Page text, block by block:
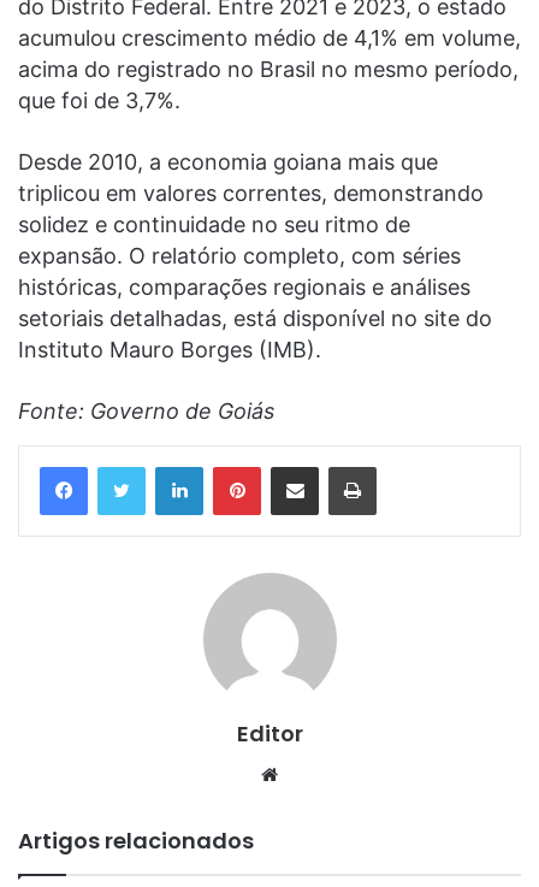
do Distrito Federal. Entre 2021 e 2023, o estado
acumulou crescimento médio de 4,1% em volume,
acima do registrado no Brasil no mesmo período,
que foi de 3,7%.
Desde 2010, a economia goiana mais que
triplicou em valores correntes, demonstrando
solidez e continuidade no seu ritmo de
expansão. O relatório completo, com séries
históricas, comparações regionais e análises
setoriais detalhadas, está disponível no site do
Instituto Mauro Borges (IMB).
Fonte: Governo de Goiás
LinkedinPinterestCompartilhar via e-mail Imprimir
Editor
Website
Artigos relacionados